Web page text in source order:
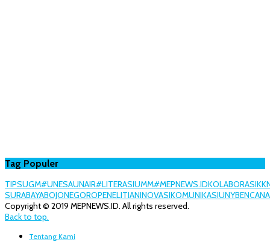
Tag Populer
TIPSUGM#UNESAUNAIR#LITERASIUMM#MEPNEWS.IDKOLABORASI
SURABAYABOJONEGOROPENELITIANINOVASIKOMUNIKASIUNYBENCANA
Copyright © 2019 MEPNEWS.ID. All rights reserved.
Back to top.
Tentang Kami